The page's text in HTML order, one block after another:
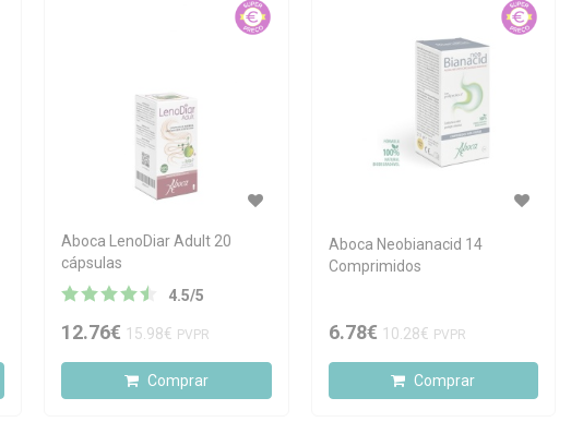
Aboca LenoDiar Adult 20
cápsulas
4.5/5
12.76€ 15.98€ PVPR
Comprar
Aboca Neobianacid 14
Comprimidos
6.78€ 10.28€ PVPR
Comprar